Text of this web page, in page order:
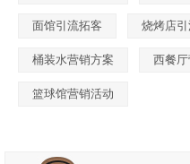
面馆引流拓客 烧烤店
桶装水营销方案 西餐
篮球馆营销活动